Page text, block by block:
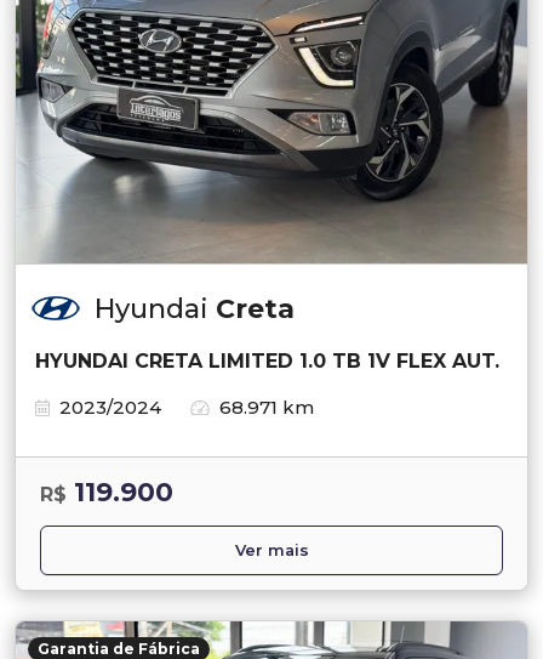
Hyundai Creta
HYUNDAI CRETA LIMITED 1.0 TB 1V FLEX AUT.
2023/2024
68.971 km
R$ 119.900
Ver mais
Garantia de Fábrica